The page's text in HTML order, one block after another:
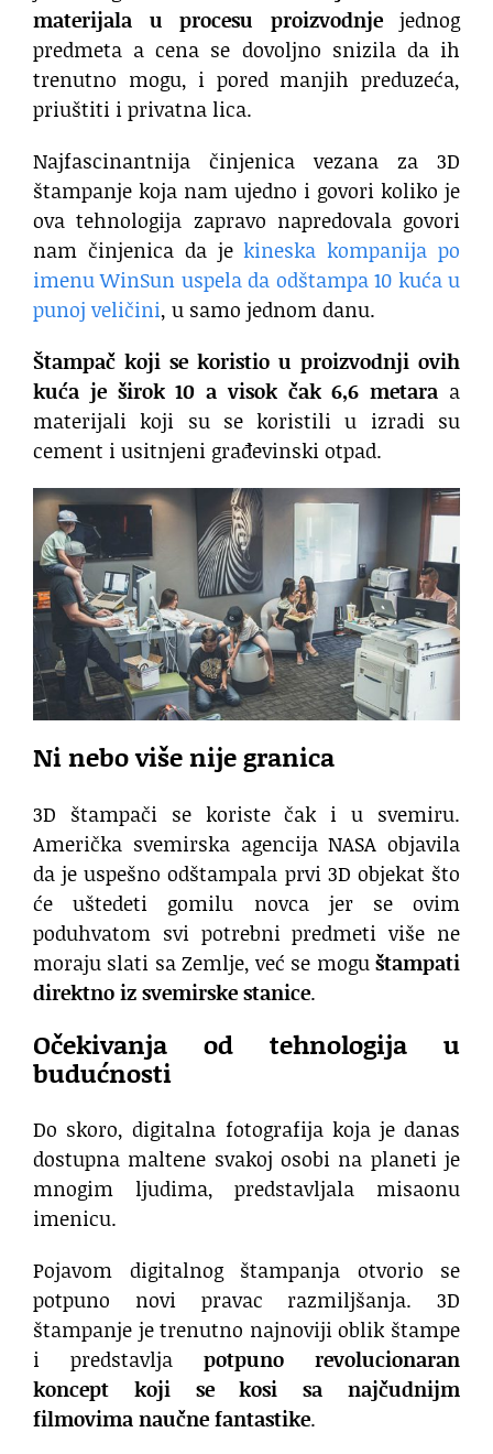
materijala u procesu proizvodnjejednog
predmeta a cena se dovoljno snizila da ih
trenutno mogu, i pored manjih preduzeća,
priuštiti i privatna lica.
Najfascinantnija činjenica vezana za 3D
štampanje koja nam ujedno i govori koliko je
ova tehnologija zapravo napredovala govori
nam činjenica da jekineska kompanija po
imenu WinSun uspela da odštampa 10 kuća u
punoj veličini, u samo jednom danu.
Štampač koji se koristio u proizvodnji ovih
kuća je širok 10 a visok čak 6,6 metara a
materijali koji su se koristili u izradi su
cement i usitnjeni građevinski otpad.
Ni nebo više nije granica
3D štampači se koriste čak i u svemiru.
Američka svemirska agencija NASA objavila
da je uspešno odštampala prvi 3D objekat što
će uštedeti gomilu novca jer se ovim
poduhvatom svi potrebni predmeti više ne
moraju slati sa Zemlje, već se moguštampati
direktno iz svemirske stanice.
Očekivanja od tehnologija u
budućnosti
Do skoro, digitalna fotografija koja je danas
dostupna maltene svakoj osobi na planeti je
mnogim ljudima, predstavljala misaonu
imenicu.
Pojavom digitalnog štampanja otvorio se
potpuno novi pravac razmiljšanja. 3D
štampanje je trenutno najnoviji oblik štampe
i predstavlja potpuno revolucionaran
koncept koji se kosi sa najčudnijm
filmovima naučne fantastike.